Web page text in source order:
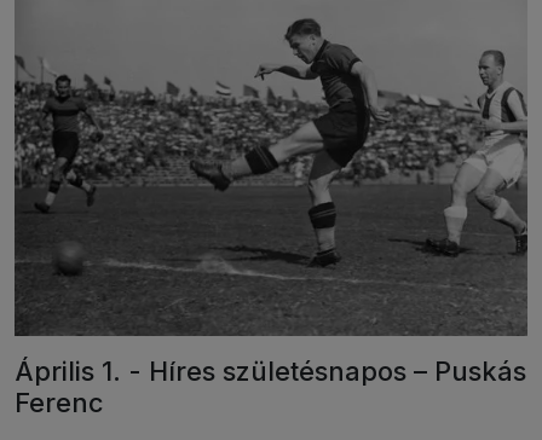
Április 1. - Híres születésnapos – Puskás
Ferenc